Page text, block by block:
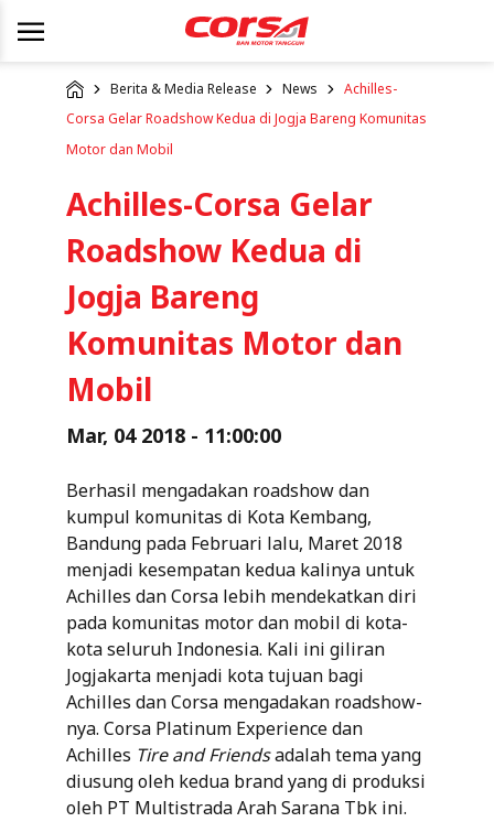
Berita & Media Release News
Achilles-
Corsa Gelar Roadshow Kedua di Jogja Bareng Komunitas
Motor dan Mobil
Achilles-Corsa Gelar
Roadshow Kedua di
Jogja Bareng
Komunitas Motor dan
Mobil
Mar, 04 2018 - 11:00:00
Berhasil mengadakan roadshow dan
kumpul komunitas di Kota Kembang,
Bandung pada Februari lalu, Maret 2018
menjadi kesempatan kedua kalinya untuk
Achilles dan Corsa lebih mendekatkan diri
pada komunitas motor dan mobil di kota-
kota seluruh Indonesia. Kali ini giliran
Jogjakarta menjadi kota tujuan bagi
Achilles dan Corsa mengadakan roadshow-
nya. Corsa Platinum Experience dan
Achilles Tire and Friendsadalah tema yang
diusung oleh kedua brand yang di produksi
oleh PT Multistrada Arah Sarana Tbk ini.